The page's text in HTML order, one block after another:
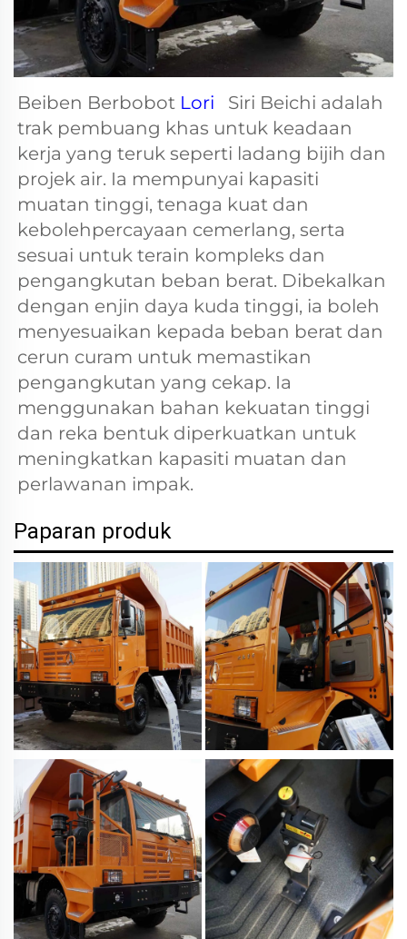
Beiben Berbobot Lori Siri Beichi adalah
trak pembuang khas untuk keadaan
kerja yang teruk seperti ladang bijih dan
projek air. Ia mempunyai kapasiti
muatan tinggi, tenaga kuat dan
kebolehpercayaan cemerlang, serta
sesuai untuk terain kompleks dan
pengangkutan beban berat. Dibekalkan
dengan enjin daya kuda tinggi, ia boleh
menyesuaikan kepada beban berat dan
cerun curam untuk memastikan
pengangkutan yang cekap. Ia
menggunakan bahan kekuatan tinggi
dan reka bentuk diperkuatkan untuk
meningkatkan kapasiti muatan dan
perlawanan impak.
Paparan produk